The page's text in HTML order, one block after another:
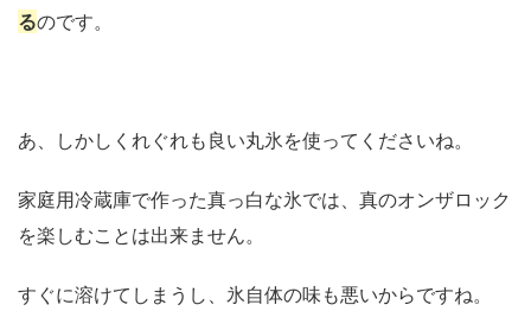
るのです。
あ、しかしくれぐれも良い丸氷を使ってくださいね。
家庭用冷蔵庫で作った真っ白な氷では、真のオンザロック
を楽しむことは出来ません。
すぐに溶けてしまうし、氷自体の味も悪いからですね。